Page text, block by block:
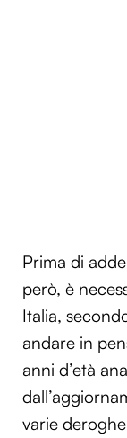
Prima di
però, è
Italia,
andare in
anni d’età
varie